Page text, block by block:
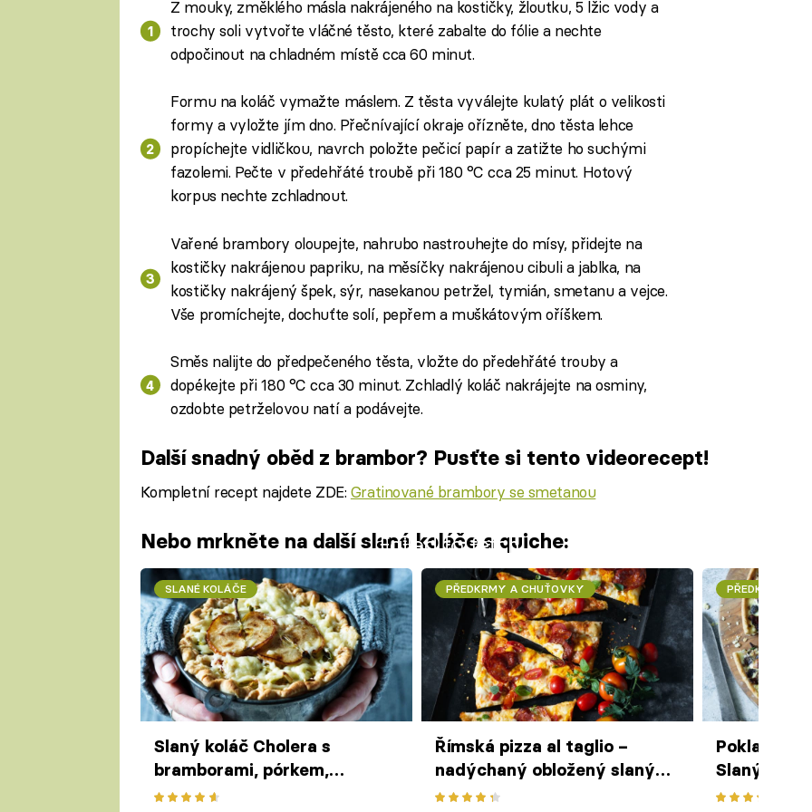
Z mouky, změklého másla nakrájeného na kostičky, žloutku, 5 lžic vody a
trochy soli vytvořte vláčné těsto, které zabalte do fólie a nechte
odpočinout na chladném místě cca 60 minut.
Formu na koláč vymažte máslem. Z těsta vyválejte kulatý plát o velikosti
formy a vyložte jím dno. Přečnívající okraje ořízněte, dno těsta lehce
propíchejte vidličkou, navrch položte pečicí papír a zatižte ho suchými
fazolemi. Pečte v předehřáté troubě při 180 °C cca 25 minut. Hotový
korpus nechte zchladnout.
Vařené brambory oloupejte, nahrubo nastrouhejte do mísy, přidejte na
kostičky nakrájenou papriku, na měsíčky nakrájenou cibuli a jablka, na
kostičky nakrájený špek, sýr, nasekanou petržel, tymián, smetanu a vejce.
Vše promíchejte, dochuťte solí, pepřem a muškátovým oříškem.
Směs nalijte do předpečeného těsta, vložte do předehřáté trouby a
dopékejte při 180 °C cca 30 minut. Zchladlý koláč nakrájejte na osminy,
ozdobte petrželovou natí a podávejte.
Další snadný oběd z brambor? Pusťte si tento videorecept!
Kompletní recept najdete ZDE: Gratinované brambory se smetanou
Failed to fetch
Nebo mrkněte na další slané koláče a quiche:
SLANÉ KOLÁČE
Slaný koláč Cholera s
bramborami, pórkem,
slaninou a jablky
PŘEDKRMY A CHUŤOVKY
Římská pizza al taglio –
nadýchaný obložený slaný
koláč z pekáče
PŘEDKRMY A
Poklady
Slaný koláč
těsta s